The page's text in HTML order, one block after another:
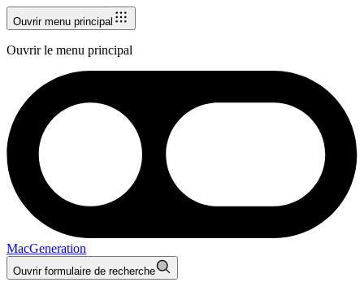
Ouvrir menu principal
Ouvrir le menu principal
MacGeneration
Ouvrir formulaire de recherche